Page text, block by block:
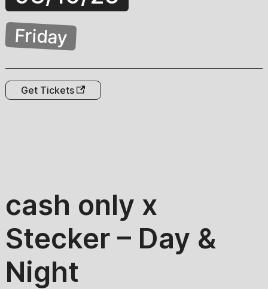
Friday
Get Tickets
cash only x
Stecker – Day &
Night